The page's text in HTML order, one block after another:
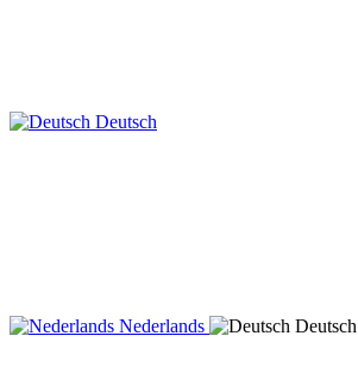
Deutsch
Nederlands Deutsch